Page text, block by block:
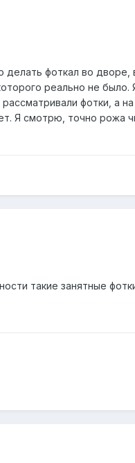
делать фоткал во
реально не
фотки, а
Я смотрю, точно рожа
такие занятные